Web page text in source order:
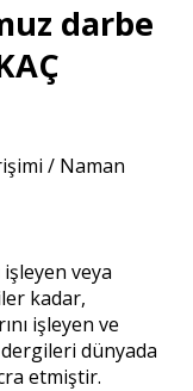
darbe
veya
kadar,
işleyen ve
dünyada
etmiştir.